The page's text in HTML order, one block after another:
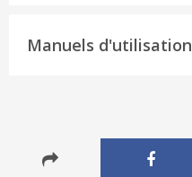
Manuels d'utilisation